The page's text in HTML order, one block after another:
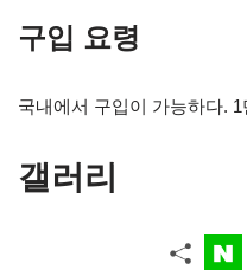
구입 요령
국내에서 구입이 가능하다.
갤러리